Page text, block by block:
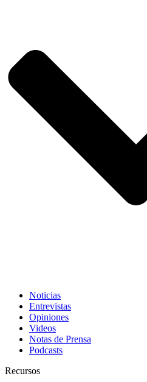
Noticias
Entrevistas
Opiniones
Videos
Notas de Prensa
Podcasts
Recursos